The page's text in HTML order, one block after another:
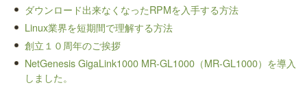
ダウンロード出来なくなったRPMを入手する方法
Linux業界を短期間で理解する方法
創立１０周年のご挨拶
NetGenesis GigaLink1000 MR-GL1000（MR-GL1000）を導入
しました。